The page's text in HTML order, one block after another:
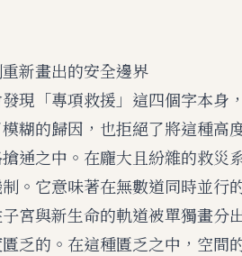
新畫出的安全邊界
現「專項救援」這四個字本身
糊的歸因，也拒絕了將這種高
通之中。在龐大且紛雜的救災
。它意味著在無數道同時並行
宮與新生命的軌道被單獨畫分
乏的。在這種匱乏之中，空間